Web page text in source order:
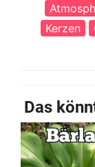
Kerzen
Das